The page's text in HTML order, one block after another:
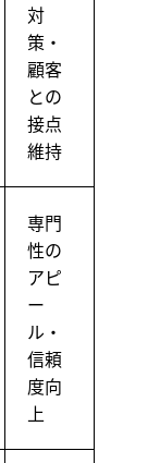
対
策・
顧客
との
接点
維持
専門
性の
アピ
ー
ル・
信頼
度向
上